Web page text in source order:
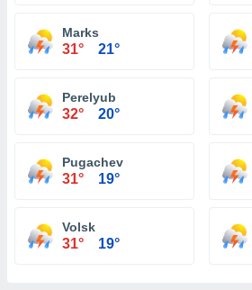
Marks
31° 21°
Perelyub
32° 20°
Pugachev
31° 19°
Volsk
31° 19°